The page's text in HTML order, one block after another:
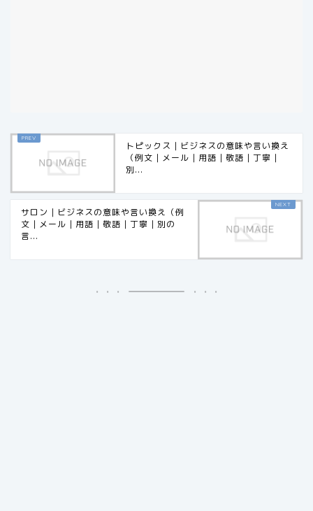
トピックス｜ビジネスの意味や言い換え
（例文｜メール｜用語｜敬語｜丁寧｜
別...
サロン｜ビジネスの意味や言い換え（例
文｜メール｜用語｜敬語｜丁寧｜別の
言...